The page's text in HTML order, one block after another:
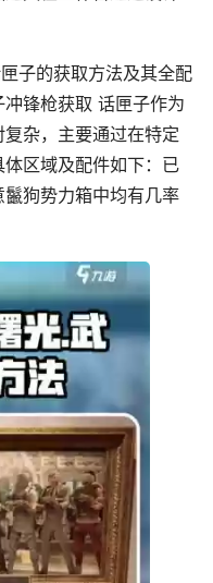
子的获取方法及其全配
锋枪获取 话匣子作为
杂，主要通过在特定
区域及配件如下：已
狗势力箱中均有几率